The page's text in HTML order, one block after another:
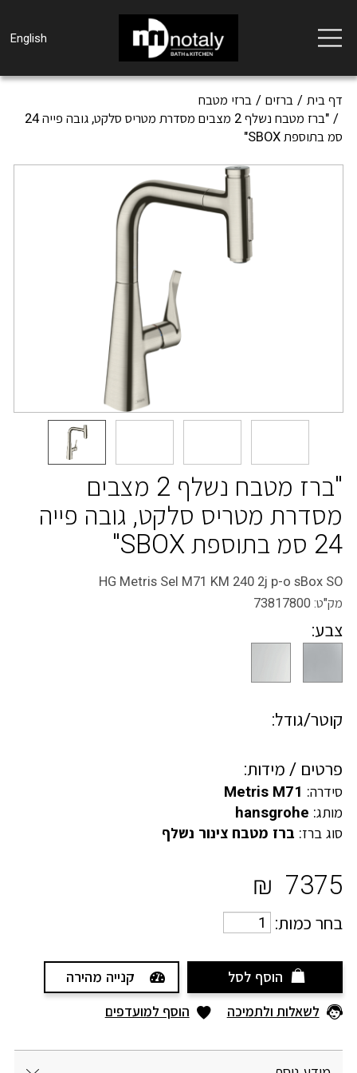
Toggle
navigation
English
דף בית ברזים
ברזי מטבח
"ברז מטבח נשלף 2 מצבים מסדרת מטריס סלקט, גובה פייה 24
סמ בתוספת SBOX"
"ברז מטבח נשלף 2 מצבים
מסדרת מטריס סלקט, גובה פייה
24 סמ בתוספת SBOX"
HG Metris Sel M71 KM 240 2j p-o sBox SO
מק"ט:73817800
צבע:
קוטר/גודל:
פרטים / מידות:
סידרה: Metris M71
מותג: hansgrohe
סוג ברז: ברז מטבח צינור נשלף
7375
₪
בחר כמות:
הוסף לסל קנייה מהירה
לשאלות ולתמיכה הוסף למועדפים